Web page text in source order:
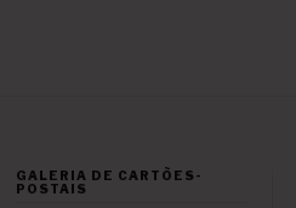
GALERIA DE CARTÕES-
POSTAIS